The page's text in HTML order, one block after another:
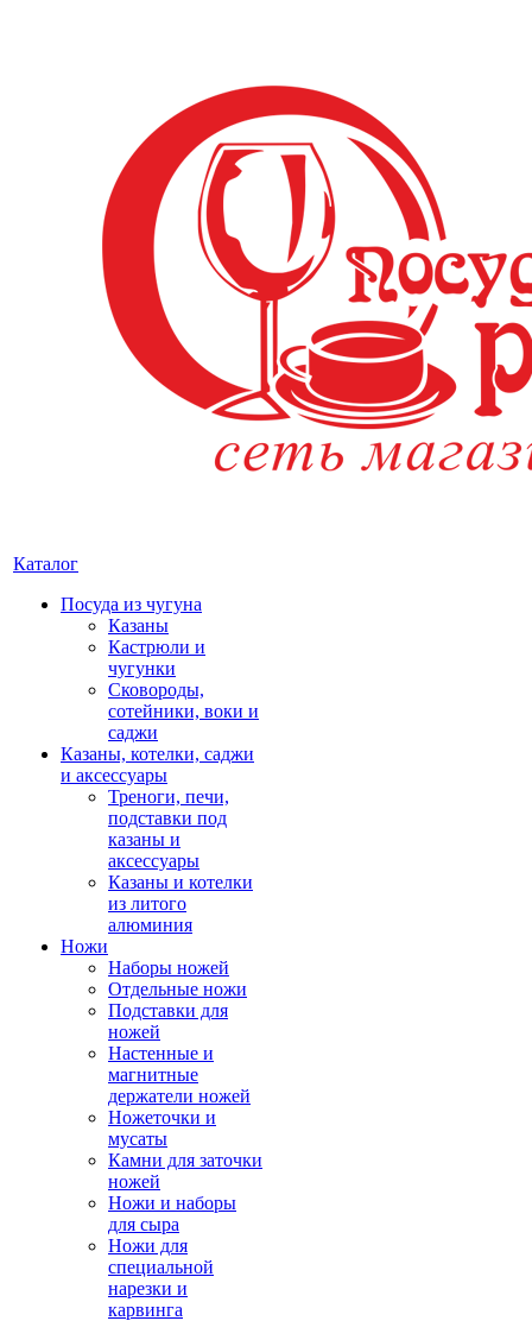
Каталог
Посуда из чугуна
Казаны
Кастрюли и
чугунки
Сковороды,
сотейники, воки и
саджи
Казаны, котелки, саджи
и аксессуары
Треноги, печи,
подставки под
казаны и
аксессуары
Казаны и котелки
из литого
алюминия
Ножи
Наборы ножей
Отдельные ножи
Подставки для
ножей
Настенные и
магнитные
держатели ножей
Ножеточки и
мусаты
Камни для заточки
ножей
Ножи и наборы
для сыра
Ножи для
специальной
нарезки и
карвинга